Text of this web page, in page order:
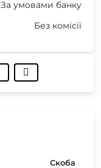
За умовами банку
Без комісії
Скоба